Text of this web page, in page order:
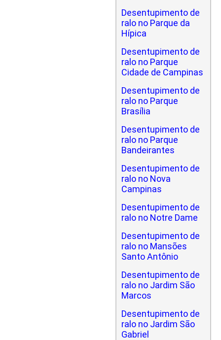
Desentupimento de
ralo no Parque da
Hípica
Desentupimento de
ralo no Parque
Cidade de Campinas
Desentupimento de
ralo no Parque
Brasília
Desentupimento de
ralo no Parque
Bandeirantes
Desentupimento de
ralo no Nova
Campinas
Desentupimento de
ralo no Notre Dame
Desentupimento de
ralo no Mansões
Santo Antônio
Desentupimento de
ralo no Jardim São
Marcos
Desentupimento de
ralo no Jardim São
Gabriel